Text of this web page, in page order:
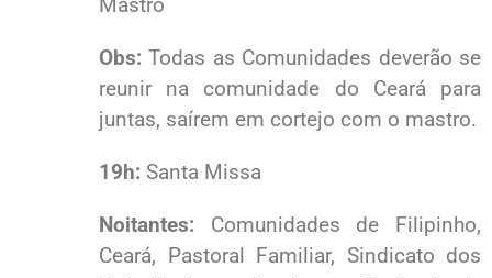
Obs: Todas as Comunidades deverão se
reunir na comunidade do Ceará para
juntas, saírem em cortejo com o mastro.
19h: Santa Missa
Noitantes: Comunidades de Filipinho,
Ceará, Pastoral Familiar, Sindicato dos